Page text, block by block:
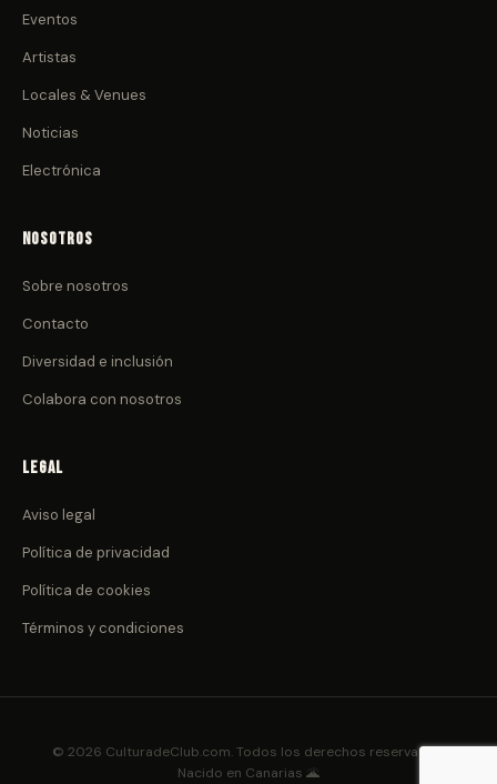
Eventos
Artistas
Locales & Venues
Noticias
Electrónica
Nosotros
Sobre nosotros
Contacto
Diversidad e inclusión
Colabora con nosotros
Legal
Aviso legal
Política de privacidad
Política de cookies
Términos y condiciones
© 2026 CulturadeClub.com. Todos los derechos reservados.
Nacido en Canarias 🌋